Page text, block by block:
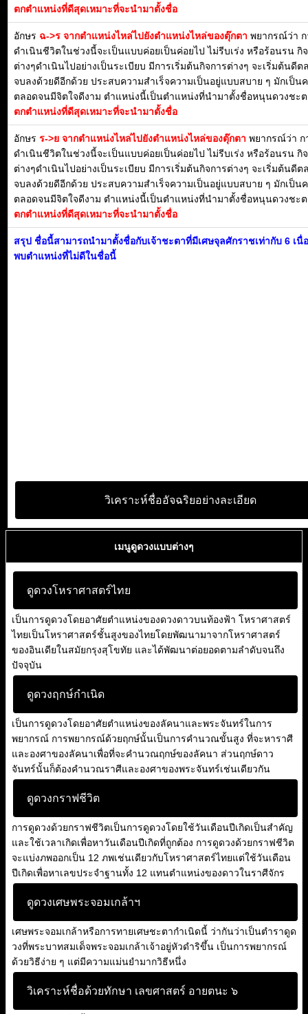
ตกตำแหน่งที่ดีสุดเหมาะที่จะนำมาตั้งชื่อ
อักษร ฉ->ร จากตำแหน่งไหล่ไปยังตำแหน่งไหล่ของตุ๊กตา พยากรณ์ว่า ก
ดำเนินชีวิตในช่วงนี้จะเป็นแบบค่อยเป็นค่อยไป ไม่รีบเร่ง หรือร้อนรน กิ
ต่างๆดำเนินไปอย่างเป็นระเบียบ มีการเริ่มต้นกิจการต่างๆ จะเริ่มต้นดีต
จบลงด้วยดีอีกด้วย ประสบความสำเร็จความเป็นอยู่แบบสบาย ๆ มักเป็น
ตลอดจนมีจิตใจดีงาม ตำแหน่งนี้เป็นตำแหน่งที่นำมาตั้งชื่อหนุนดวงชะ
ตกตำแหน่งที่ดีสุดเหมาะที่จะนำมาตั้งชื่อ
อักษร ร->ย จากตำแหน่งไหล่ไปยังตำแหน่งไหล่ของตุ๊กตา พยากรณ์ว่า ก
ดำเนินชีวิตในช่วงนี้จะเป็นแบบค่อยเป็นค่อยไป ไม่รีบเร่ง หรือร้อนรน กิ
ต่างๆดำเนินไปอย่างเป็นระเบียบ มีการเริ่มต้นกิจการต่างๆ จะเริ่มต้นดีต
จบลงด้วยดีอีกด้วย ประสบความสำเร็จความเป็นอยู่แบบสบาย ๆ มักเป็น
ตลอดจนมีจิตใจดีงาม ตำแหน่งนี้เป็นตำแหน่งที่นำมาตั้งชื่อหนุนดวงชะ
ตกตำแหน่งที่ดีสุดเหมาะที่จะนำมาตั้งชื่อ
สรุป ชื่อนี้สามารถนำมาตั้งชื่อกับเจ้าชะตาที่มีเศษจุลศักราชเท่ากับ 6 เนื่
พบตำแหน่งที่ไม่ดีในชื่อนี้
วิเคราะห์ชื่ออัจฉริยอย่างละเอียด
เมนูดูดวงแบบต่างๆ
ดูดวงโหราศาสตร์ไทย
เป็นการดูดวงโดยอาศัยตำแหน่งของดวงดาวบนท้องฟ้า โหราศาสตร์
ไทยเป็นโหราศาสตร์ชั้นสูงของไทยโดยพัฒนามาจากโหราศาสตร์
ของอินเดียในสมัยกรุงสุโขทัย และได้พัฒนาต่อยอดตามลำดับจนถึง
ปัจจุบัน
ดูดวงฤกษ์กำเนิด
เป็นการดูดวงโดยอาศัยตำแหน่งของลัคนาและพระจันทร์ในการ
พยากรณ์ การพยากรณ์ด้วยฤกษ์นั้นเป็นการคำนวณขั้นสูง ที่จะหาราศี
และองศาของลัคนาเพื่อที่จะคำนวณฤกษ์ของลัคนา ส่วนฤกษ์ดาว
จันทร์นั้นก็ต้องคำนวณราศีและองศาของพระจันทร์เช่นเดียวกัน
ดูดวงกราฟชีวิต
การดูดวงด้วยกราฟชีวิตเป็นการดูดวงโดยใช้วันเดือนปีเกิดเป็นสำคัญ
และใช้เวลาเกิดเพื่อหาวันเดือนปีเกิดที่ถูกต้อง การดูดวงด้วยกราฟชีวิต
จะแบ่งภพออกเป็น 12 ภพเช่นเดียวกับโหราศาสตร์ไทยแต่ใช้วันเดือน
ปีเกิดเพื่อหาเลขประจำฐานทั้ง 12 แทนตำแหน่งของดาวในราศีจักร
ดูดวงเศษพระจอมเกล้าฯ
เศษพระจอมเกล้าหรือการทายเศษชะตากำเนิดนี้ ว่ากันว่าเป็นตำราดูด
วงที่พระบาทสมเด็จพระจอมเกล้าเจ้าอยู่หัวดำริขึ้น เป็นการพยากรณ์
ด้วยวิธีง่าย ๆ แต่มีความแม่นยำมากวิธีหนึ่ง
วิเคราะห์ชื่อด้วยทักษา เลขศาสตร์ อายตนะ ๖